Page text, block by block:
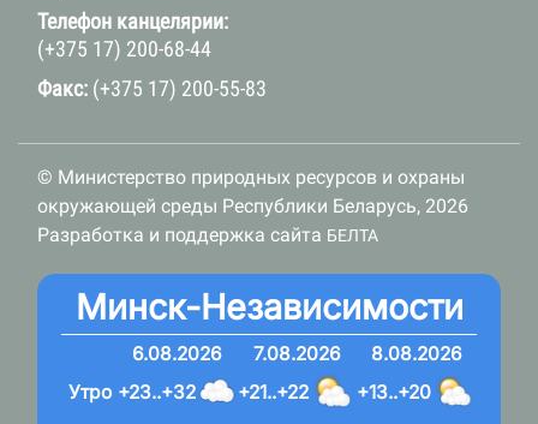
Телефон канцелярии:
(+375 17) 200-68-44
Факс: (+375 17) 200-55-83
© Министерство природных ресурсов и охраны
окружающей среды Республики Беларусь, 2026
Разработка и поддержка сайта БЕЛТА
Минск-Независимости
6.08.2026
+23..+32
7.08.2026
+21..+22
8.08.2026
+13..+20
Утро